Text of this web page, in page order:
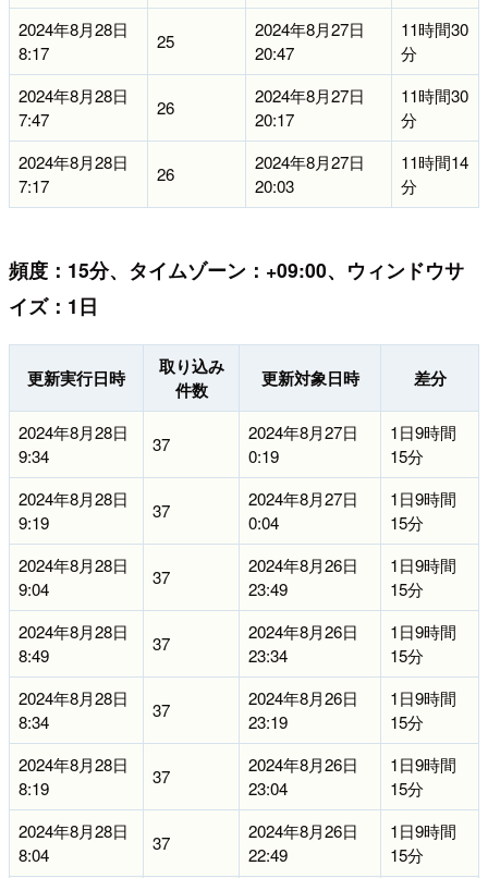
2024年8月28日
8:17
25
2024年8月27日
20:47
11時間30
分
2024年8月28日
7:47
26
2024年8月27日
20:17
11時間30
分
2024年8月28日
7:17
26
2024年8月27日
20:03
11時間14
分
頻度：15分、タイムゾーン：+09:00、ウィンドウサ
イズ：1日
更新実行日時
取り込み
件数
更新対象日時 差分
2024年8月28日
9:34
37
2024年8月27日
0:19
1日9時間
15分
2024年8月28日
9:19
37
2024年8月27日
0:04
1日9時間
15分
2024年8月28日
9:04
37
2024年8月26日
23:49
1日9時間
15分
2024年8月28日
8:49
37
2024年8月26日
23:34
1日9時間
15分
2024年8月28日
8:34
37
2024年8月26日
23:19
1日9時間
15分
2024年8月28日
8:19
37
2024年8月26日
23:04
1日9時間
15分
2024年8月28日
8:04
37
2024年8月26日
22:49
1日9時間
15分